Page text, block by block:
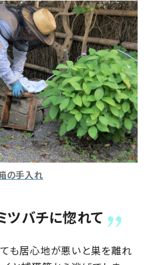
の手入れ
ツバチに惚れて
も居心地が悪いと巣を離れ